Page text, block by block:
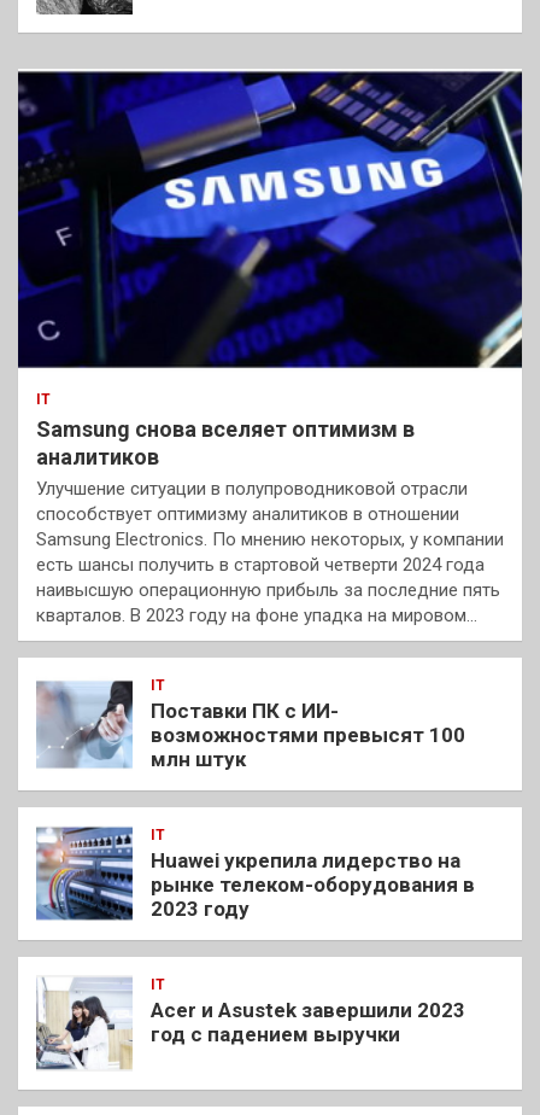
IT
Samsung снова вселяет оптимизм в
аналитиков
Улучшение ситуации в полупроводниковой отрасли
способствует оптимизму аналитиков в отношении
Samsung Electronics. По мнению некоторых, у компании
есть шансы получить в стартовой четверти 2024 года
наивысшую операционную прибыль за последние пять
кварталов. В 2023 году на фоне упадка на мировом…
IT
Поставки ПК с ИИ-
возможностями превысят 100
млн штук
IT
Huawei укрепила лидерство на
рынке телеком-оборудования в
2023 году
IT
Acer и Asustek завершили 2023
год с падением выручки